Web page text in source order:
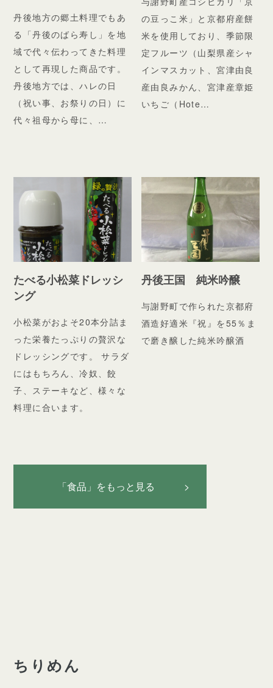
丹後地方の郷土料理でもあ
る「丹後のばら寿し」を地
域で代々伝わってきた料理
として再現した商品です。
丹後地方では、ハレの日
（祝い事、お祭りの日）に
代々祖母から母に、…
の豆っこ米」と京都府産餅
米を使用しており、季節限
定フルーツ（山梨県産シャ
インマスカット、宮津由良
産由良みかん、宮津産章姫
いちご（Hote…
たべる小松菜ドレッシ
ング
小松菜がおよそ20本分詰ま
った栄養たっぷりの贅沢な
ドレッシングです。 サラダ
にはもちろん、冷奴、餃
子、ステーキなど、様々な
料理に合います。
丹後王国 純米吟醸
与謝野町で作られた京都府
酒造好適米『祝』を55％ま
で磨き醸した純米吟醸酒
「食品」をもっと見る >
ちりめん